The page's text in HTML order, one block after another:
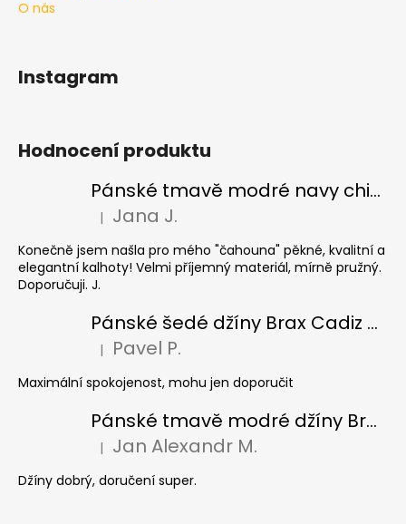
O nás
Instagram
Hodnocení produktu
Pánské tmavě modré navy chinos Ed Baxter, prodloužené
Hodnocení produktu je 5 z 5 hvězdiček.
| Jana J.
Konečně jsem našla pro mého "čahouna" pěkné, kvalitní a
elegantní kalhoty! Velmi příjemný materiál, mírně pružný.
Doporučuji. J.
Pánské šedé džíny Brax Cadiz Grey smoke, prodloužené
Hodnocení produktu je 5 z 5 hvězdiček.
| Pavel P.
Maximální spokojenost, mohu jen doporučit
Pánské tmavě modré džíny Brax Cadiz Dark blue, prodloužené
Hodnocení produktu je 5 z 5 hvězdiček.
| Jan Alexandr M.
Džíny dobrý, doručení super.